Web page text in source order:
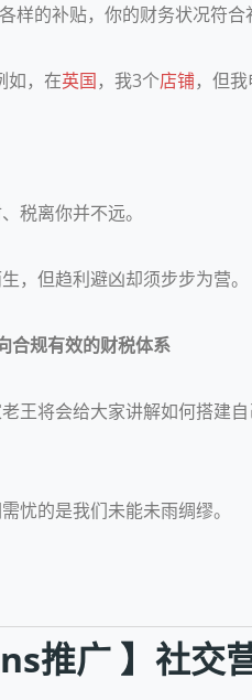
样的补贴，你的财务状况符合
如，在英国，我3个店铺，但
税离你并不远。
，但趋利避凶却须步步为营。
合规有效的财税体系
王将会给大家讲解如何搭建
忧的是我们未能未雨绸缪。
推广 】社交